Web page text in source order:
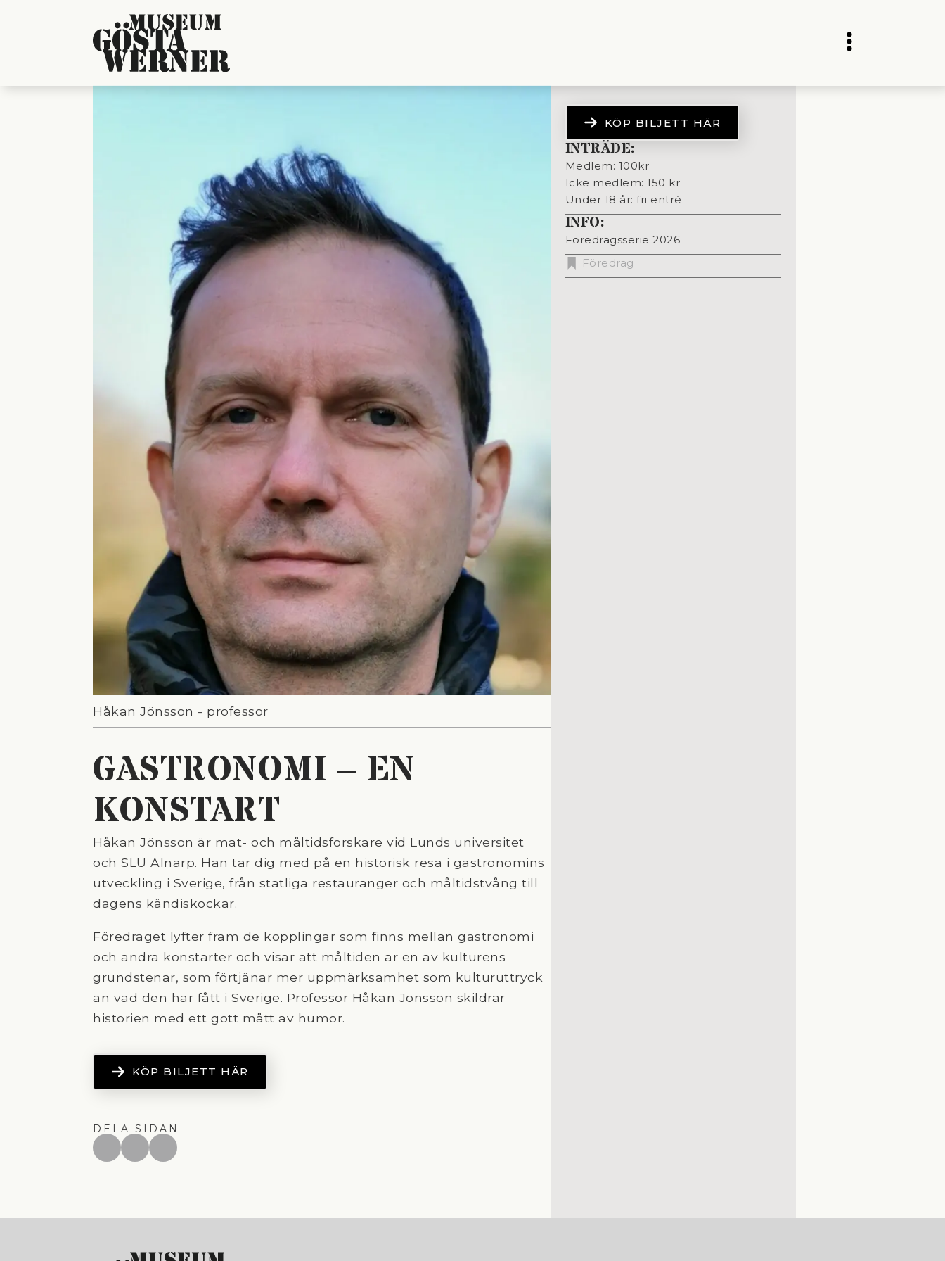
Håkan Jönsson - professor
GASTRONOMI – EN
KONSTART
Håkan Jönsson är mat- och måltidsforskare vid Lunds universitet
och SLU Alnarp. Han tar dig med på en historisk resa i gastronomins
utveckling i Sverige, från statliga restauranger och måltidstvång till
dagens kändiskockar.
Föredraget lyfter fram de kopplingar som finns mellan gastronomi
och andra konstarter och visar att måltiden är en av kulturens
grundstenar, som förtjänar mer uppmärksamhet som kulturuttryck
än vad den har fått i Sverige. Professor Håkan Jönsson skildrar
historien med ett gott mått av humor.
KÖP BILJETT HÄR
DELA SIDAN
KÖP BILJETT HÄR
INTRÄDE:
Medlem: 100kr
Icke medlem: 150 kr
Under 18 år: fri entré
INFO:
Föredragsserie 2026
Föredrag